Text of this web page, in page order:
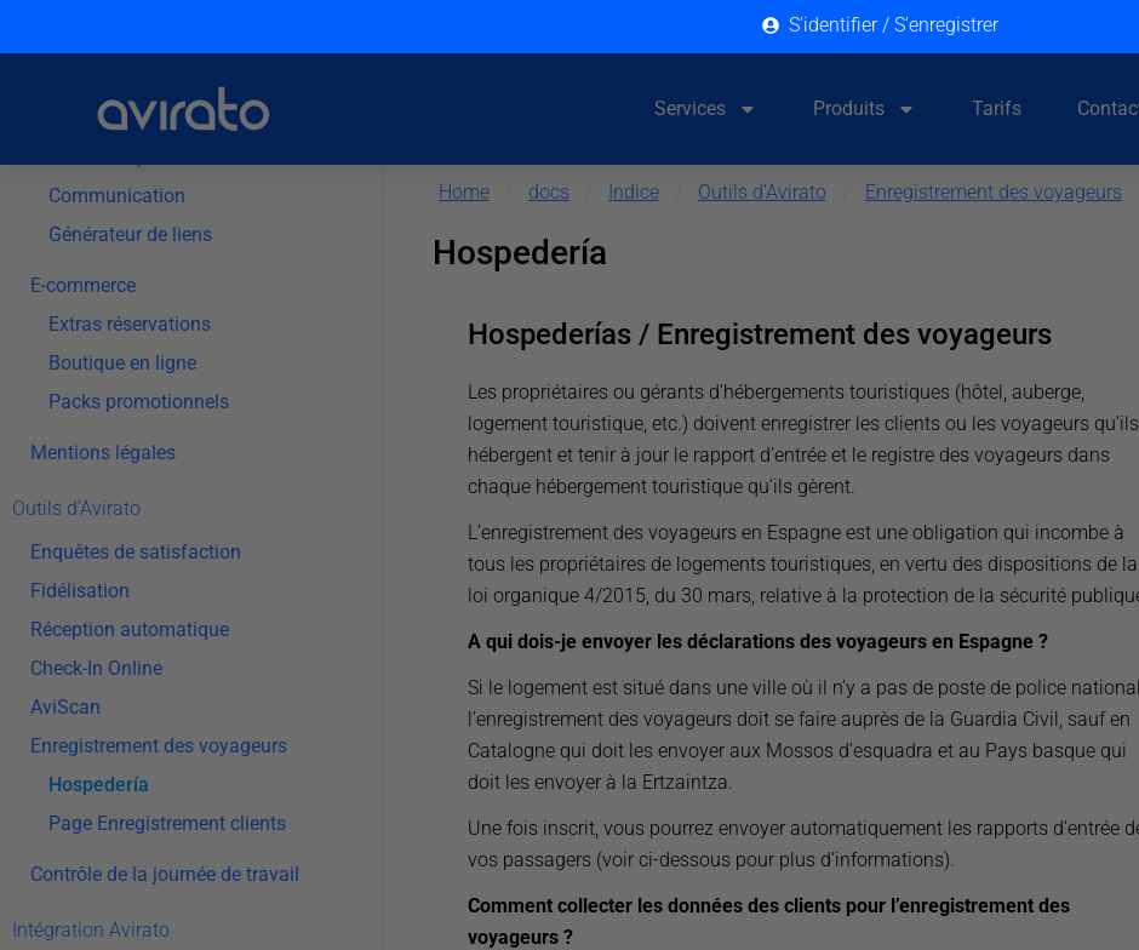
S'identifier / S'enregistrer
Services Produits Tarifs
Configuration
Communication
Générateur de liens
E-commerce
Extras réservations
Boutique en ligne
Packs promotionnels
Mentions légales
Outils d’Avirato
Enquêtes de satisfaction
Fidélisation
Réception automatique
Check-In Online
AviScan
Enregistrement des voyageurs
Hospedería
Page Enregistrement clients
Contrôle de la journée de travail
Intégration Avirato
Home docs Indice Outils d’Avirato Enregistrement des voyageurs
Hospedería
Hospederías / Enregistrement des voyageurs
Les propriétaires ou gérants d’hébergements touristiques (hôtel, auberge,
logement touristique, etc.) doivent enregistrer les clients ou les voyageurs qu’ils
hébergent et tenir à jour le rapport d’entrée et le registre des voyageurs dans
chaque hébergement touristique qu’ils gèrent.
L’enregistrement des voyageurs en Espagne est une obligation qui incombe à
tous les propriétaires de logements touristiques, en vertu des dispositions de la
loi organique 4/2015, du 30 mars, relative à la protection de la sécurité
A qui dois-je envoyer les déclarations des voyageurs en Espagne ?
Si le logement est situé dans une ville où il n’y a pas de poste de police
l’enregistrement des voyageurs doit se faire auprès de la Guardia Civil, sauf en
Catalogne qui doit les envoyer aux Mossos d’esquadra et au Pays basque qui
doit les envoyer à la Ertzaintza.
Une fois inscrit, vous pourrez envoyer automatiquement les rapports d’entrée
vos passagers (voir ci-dessous pour plus d’informations).
Comment collecter les données des clients pour l’enregistrement des
voyageurs ?